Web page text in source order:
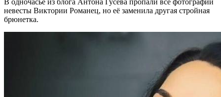
невесты Виктории Романец, но её заменила другая стройная
брюнетка.